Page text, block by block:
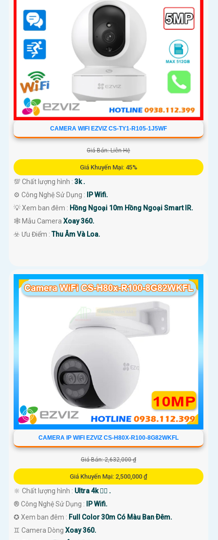
CAMERA WIFI EZVIZ CS-TY1-R105-1J5WF
Giá Bán: Liên Hệ
Giá Khuyến Mại: 45%
💯 Chất lượng hình : 3k .
⚙ Công Nghệ Sử Dụng : IP Wifi.
💡 Xem ban đêm : Hồng Ngoại 10m Hồng Ngoại Smart IR.
🕸️ Mẫu Camera Xoay 360.
️☣️ Ưu Điểm :Thu Âm Và Loa.
CAMERA IP WIFI EZVIZ CS-H80X-R100-8G82WKFL
Giá Bán: 2,632,000 ₫
Giá Khuyến Mại: 2,500,000 ₫
🔆 Chất lượng hình : Ultra 4k 👍🏾 .
®️ Công Nghệ Sử Dụng : IP Wifi.
✪ Xem ban đêm : Full Color 30m Có Màu Ban Ðêm.
♊ Camera Dòng Xoay 360.